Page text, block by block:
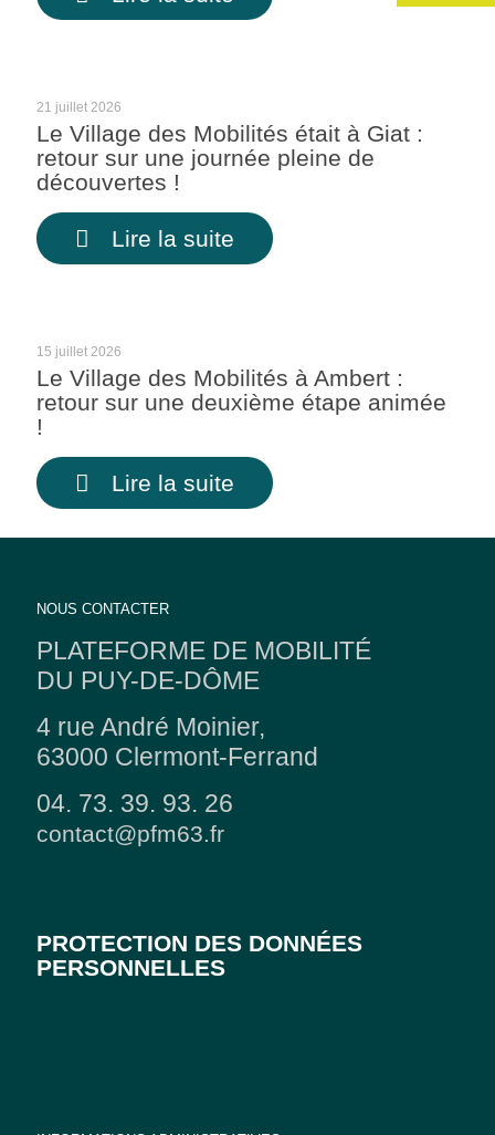
21 juillet 2026
Le Village des Mobilités était à Giat :
retour sur une journée pleine de
découvertes !
Lire la suite
15 juillet 2026
Le Village des Mobilités à Ambert :
retour sur une deuxième étape animée
!
Lire la suite
NOUS CONTACTER
PLATEFORME DE MOBILITÉ
DU PUY-DE-DÔME
4 rue André Moinier,
63000 Clermont-Ferrand
04. 73. 39. 93. 26
contact@pfm63.fr
PROTECTION DES DONNÉES
PERSONNELLES